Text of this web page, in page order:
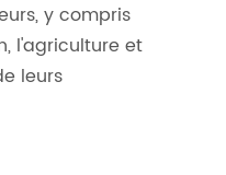
y compris
l'agriculture et
leurs